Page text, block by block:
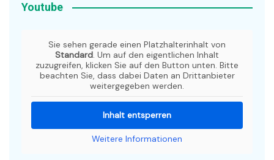
Youtube
Sie sehen gerade einen Platzhalterinhalt von
Standard. Um auf den eigentlichen Inhalt
zuzugreifen, klicken Sie auf den Button unten. Bitte
beachten Sie, dass dabei Daten an Drittanbieter
weitergegeben werden.
Inhalt entsperren
Weitere Informationen